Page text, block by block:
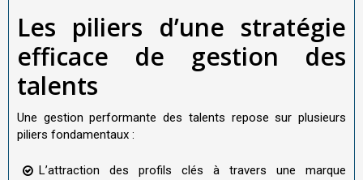
Les piliers d’une stratégie
efficace de gestion des
talents
Une gestion performante des talents repose sur plusieurs
piliers fondamentaux :
L’attraction des profils clés à travers une marque